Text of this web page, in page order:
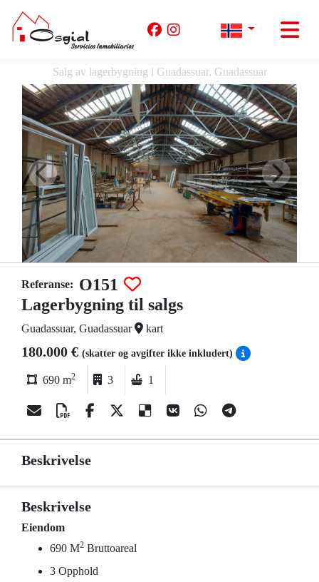
Salg av lagerbygning i Guadassuar, Guadassuar
Referanse: O151
Lagerbygning til salgs
Guadassuar, Guadassuar kart
180.000 € (skatter og avgifter ikke inkludert)
690 m2 3 1
Beskrivelse
Beskrivelse
Eiendom
690 M2 Bruttoareal
3 Opphold